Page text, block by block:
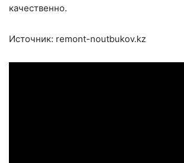
качественно.
Источник: remont-noutbukov.kz